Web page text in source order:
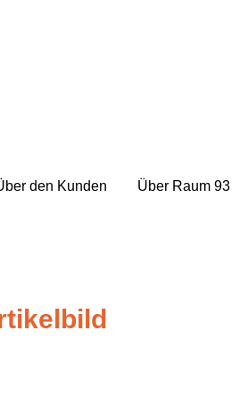
den Kunden Über Raum 93